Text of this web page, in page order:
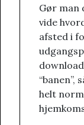
Gør man
vide
afsted i
“banen”,
helt